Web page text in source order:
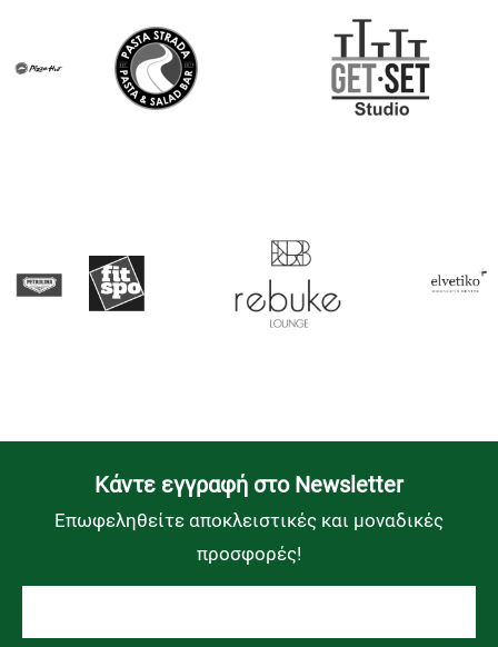
Kάντε εγγραφή στο Newsletter
Επωφεληθείτε αποκλειστικές και μοναδικές
προσφορές!